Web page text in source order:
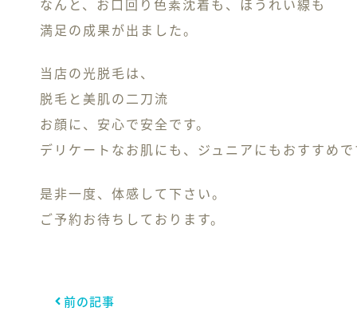
満足の成果が出ました。
当店の光脱毛は、
脱毛と美肌の二刀流
お顔に、安心で安全です。
デリケートなお肌にも、ジュニアにもおすすめ
是非一度、体感して下さい。
ご予約お待ちしております。
前の記事